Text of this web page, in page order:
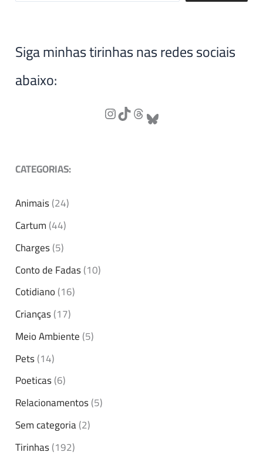
Siga minhas tirinhas nas redes sociais
abaixo:
CATEGORIAS:
Animais(24)
Cartum(44)
Charges(5)
Conto de Fadas(10)
Cotidiano(16)
Crianças(17)
Meio Ambiente(5)
Pets(14)
Poeticas(6)
Relacionamentos(5)
Sem categoria(2)
Tirinhas(192)